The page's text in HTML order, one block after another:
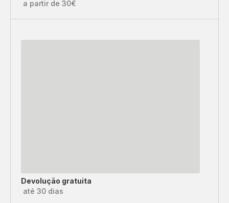
a partir de 30€
Devolução gratuita
até 30 dias